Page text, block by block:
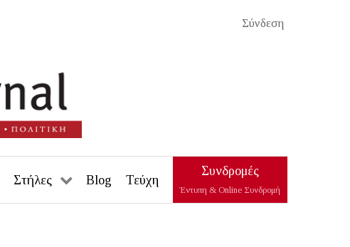
Σύνδεση
Στήλες Blog Τεύχη
Συνδρομές
Έντυπη & Online Συνδρομή